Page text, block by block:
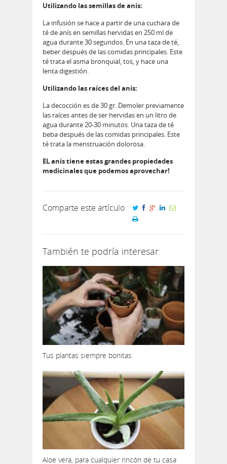
Utilizando las semillas de anís:
La infusión se hace a partir de una cuchara de
té de anís en semillas hervidas en 250 ml de
agua durante 30 segundos. En una taza de té,
beber después de las comidas principales. Este
té trata el asma bronquial, tos, y hace una
lenta digestión.
Utilizando las raíces del anís:
La decocción es de 30 gr. Demoler previamente
las raíces antes de ser hervidas en un litro de
agua durante 20-30 minutos. Una taza de té
beba después de las comidas principales. Este
té trata la menstruación dolorosa.
EL anís tiene estas grandes propiedades
medicinales que podemos aprovechar!
Comparte este artículo
También te podría interesar:
Tus plantas siempre bonitas
Aloe vera, para cualquier rincón de tu casa